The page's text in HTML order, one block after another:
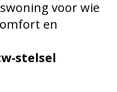
voor wie
en
stelsel